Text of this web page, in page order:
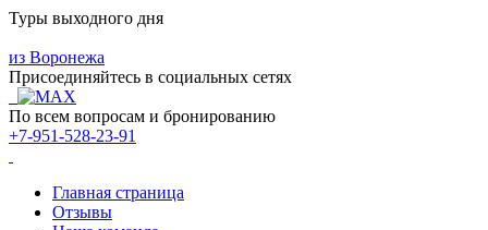
Туры выходного дня
из Воронежа
Присоединяйтесь в социальных сетях
По всем вопросам и бронированию
+7-951-528-23-91
Главная страница
Отзывы